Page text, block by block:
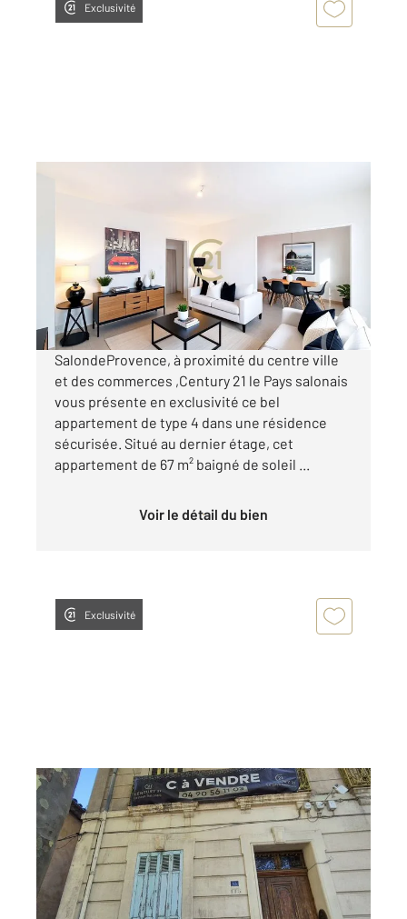
Exclusivité
SALON DE PROVENCE 13
Appartement T4 à vendre
110 000 €
Visiter le site dédié
SalondeProvence, à proximité du centre ville
et des commerces ,Century 21 le Pays salonais
vous présente en exclusivité ce bel
appartement de type 4 dans une résidence
sécurisée. Situé au dernier étage, cet
appartement de 67 m² baigné de soleil ...
Voir le détail du bien
Exclusivité
SALON DE PROVENCE 13
120 m , 5 pièces
Ref : 15654
Appartement F5 à vendre
264 900 €
Visiter le site dédié